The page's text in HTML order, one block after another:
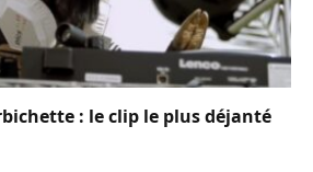
: le clip le plus déjanté